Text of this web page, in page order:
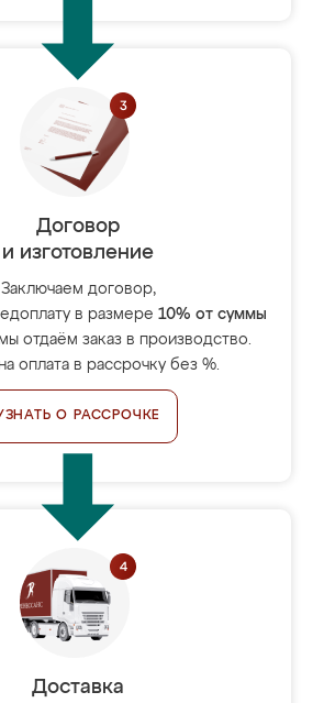
Договор
и изготовление
Заключаем договор,
в размере 10% от суммы
отдаём заказ в производство.
оплата в рассрочку без %.
О РАССРОЧКЕ
Доставка